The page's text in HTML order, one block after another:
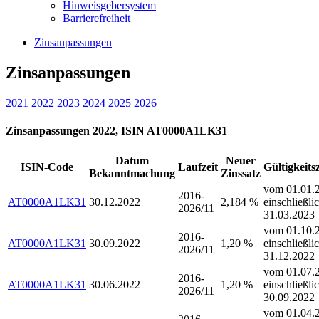
Hinweisgebersystem
Barrierefreiheit
Zinsanpassungen
Zinsanpassungen
2021 2022 2023 2024 2025 2026
Zinsanpassungen 2022, ISIN AT0000A1LK31
ISIN-Code
Datum
Bekanntmachung
Laufzeit
Neuer
Zinssatz
AT0000A1LK31 30.12.2022
2016-
2026/11
2,184 %
vom
31.03.2023
AT0000A1LK31 30.09.2022
2016-
2026/11
1,20 %
vom
31.12.2022
AT0000A1LK31 30.06.2022
2016-
2026/11
1,20 %
vom
30.09.2022
vom